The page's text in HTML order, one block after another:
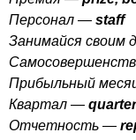
Персонал — staff
Занимайся своим
Прибыльный
Квартал — quarter
Отчетность —